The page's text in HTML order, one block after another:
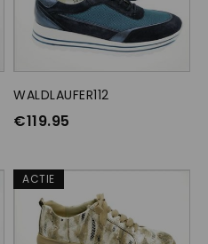
OPTIES SELECTEREN
WALDLAUFER112
€119.95
ACTIE